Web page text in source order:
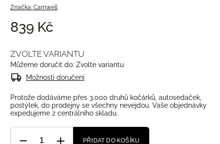
Značka: Carriwell
839 Kč
ZVOLTE VARIANTU
Můžeme doručit do: Zvolte variantu
Možnosti doručení
Protože dodáváme přes 3.000 druhů kočárků, autosedaček,
postýlek, do prodejny se všechny nevejdou. Vaše objednávky
expedujeme z centrálního skladu.
PŘIDAT DO KOŠÍKU